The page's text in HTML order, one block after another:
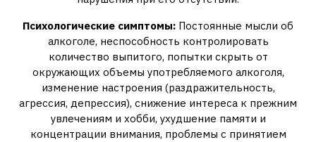
Психологические симптомы: Постоянные мысли об
алкоголе, неспособность контролировать
количество выпитого, попытки скрыть от
окружающих объемы употребляемого алкоголя,
изменение настроения (раздражительность,
агрессия, депрессия), снижение интереса к прежним
увлечениям и хобби, ухудшение памяти и
концентрации внимания, проблемы с принятием